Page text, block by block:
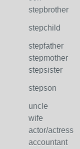
stepbrother
stepchild
stepfather
stepmother
stepsister
stepson
uncle
wife
actor/actress
accountant